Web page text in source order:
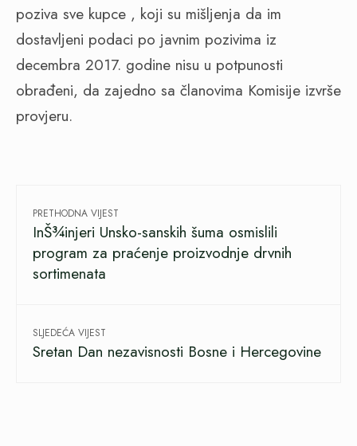
poziva sve kupce , koji su mišljenja da im
dostavljeni podaci po javnim pozivima iz
decembra 2017. godine nisu u potpunosti
obrađeni, da zajedno sa članovima Komisije izvrše
provjeru.
PRETHODNA VIJEST
InŠ¾injeri Unsko-sanskih šuma osmislili
program za praćenje proizvodnje drvnih
sortimenata
SLJEDEĆA VIJEST
Sretan Dan nezavisnosti Bosne i Hercegovine